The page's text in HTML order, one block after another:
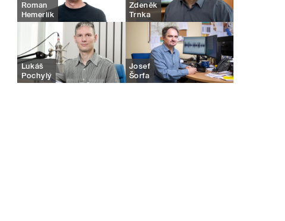
Roman
Hemerlík
Zdeněk
Trnka
Lukáš
Pochylý
Josef
Šorfa